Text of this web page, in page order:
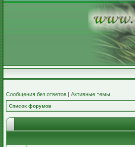
Сообщения без ответов | Активные темы
Список форумов